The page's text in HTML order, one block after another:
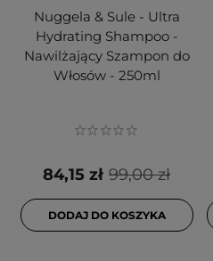
Nuggela & Sule - Ultra
Hydrating Shampoo -
Nawilżający Szampon do
Włosów - 250ml
99,00 zł
84,15 zł
DODAJ DO KOSZYKA